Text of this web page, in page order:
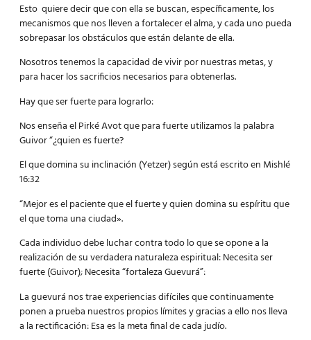
Esto quiere decir que con ella se buscan, específicamente, los
mecanismos que nos lleven a fortalecer el alma, y cada uno pueda
sobrepasar los obstáculos que están delante de ella.
Nosotros tenemos la capacidad de vivir por nuestras metas, y
para hacer los sacrificios necesarios para obtenerlas.
Hay que ser fuerte para lograrlo:
Nos enseña el Pirké Avot que para fuerte utilizamos la palabra
Guivor “¿quien es fuerte?
El que domina su inclinación (Yetzer) según está escrito en Mishlé
16:32
“Mejor es el paciente que el fuerte y quien domina su espíritu que
el que toma una ciudad».
Cada individuo debe luchar contra todo lo que se opone a la
realización de su verdadera naturaleza espiritual: Necesita ser
fuerte (Guivor); Necesita “fortaleza Guevurá”:
La guevurá nos trae experiencias difíciles que continuamente
ponen a prueba nuestros propios límites y gracias a ello nos lleva
a la rectificación: Esa es la meta final de cada judío.